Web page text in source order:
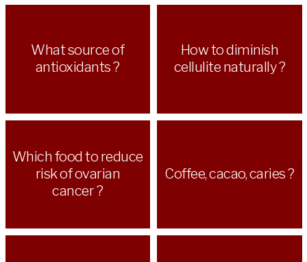
What source of
antioxidants ?
How to diminish
cellulite naturally ?
Which food to reduce
risk of ovarian
cancer ?
Coffee, cacao, caries ?